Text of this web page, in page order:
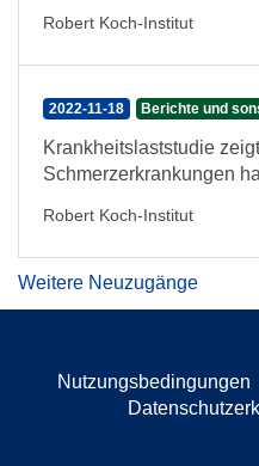
Robert Koch-Institut
2022-11-18 Berichte und
Krankheitslaststudie
Schmerzerkrankungen
Robert Koch-Institut
Weitere Neuzugänge
Nutzungsbedingungen